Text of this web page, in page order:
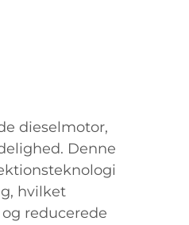
dieselmotor,
Denne
hvilket
reducerede